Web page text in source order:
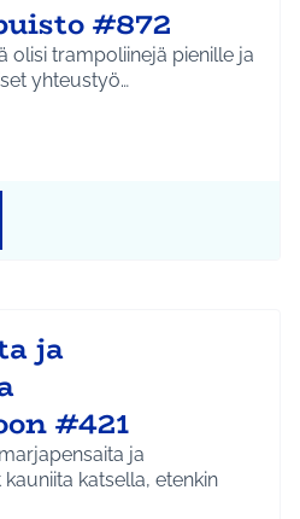
#872
olisi trampoliinejä pienille ja
yhteustyö…
Etelä-Tuusulan kylät
ja
#421
ja
katsella, etenkin